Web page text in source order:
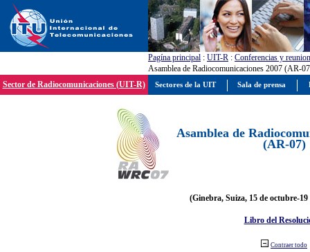
Pagína principal : UIT-R : Conferencias y
Asamblea de Radiocomunicaciones 2007 (AR-
Sector de Radiocomunicaciones (UIT-R)
Asamblea de
(AR-07)
(Ginebra, Suiza, 15 de octubre-19
Libro del
Contraer todo
Sectores de la UIT Sala de prensa